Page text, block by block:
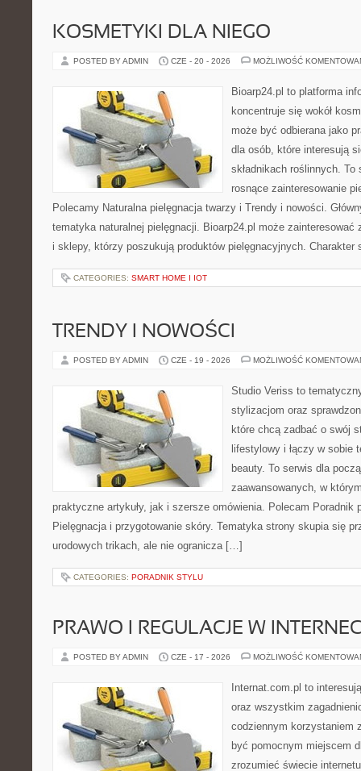
KOSMETYKI DLA NIEGO
POSTED BY ADMIN CZE - 20 - 2026 MOŻLIWOŚĆ
Bioarp24.pl to platforma
koncentruje się wokół
może być odbierana jako
dla osób, które interesują
składnikach roślinnych.
rosnące zainteresowanie
Polecamy Naturalna pielęgnacja twarzy i Trendy i nowości.
tematyka naturalnej pielęgnacji. Bioarp24.pl może zainteresować
i sklepy, którzy poszukują produktów pielęgnacyjnych.
CATEGORIES: SMART HOME I IOT
TRENDY I NOWOŚCI
POSTED BY ADMIN CZE - 19 - 2026 MOŻLIWOŚĆ
Studio Veriss to
stylizacjom oraz
które chcą zadbać o swój
lifestylowy i łączy w sobie
beauty. To serwis dla
zaawansowanych, w
praktyczne artykuły, jak i szersze omówienia. Polecam
Pielęgnacja i przygotowanie skóry. Tematyka strony skupia się
urodowych trikach, ale nie ogranicza […]
CATEGORIES: PORADNIK STYLU
PRAWO I REGULACJE W
POSTED BY ADMIN CZE - 17 - 2026 MOŻLIWOŚĆ
Internat.com.pl to
oraz wszystkim
codziennym korzystaniem
być pomocnym miejscem
zrozumieć świecie